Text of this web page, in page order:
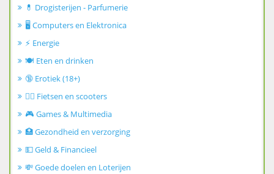
💊 Drogisterijen - Parfumerie
🖥️ Computers en Elektronica
⚡ Energie
🍽️ Eten en drinken
🔞 Erotiek (18+)
🚴‍♂️ Fietsen en scooters
🎮 Games & Multimedia
🏥 Gezondheid en verzorging
💵 Geld & Financieel
💸 Goede doelen en Loterijen